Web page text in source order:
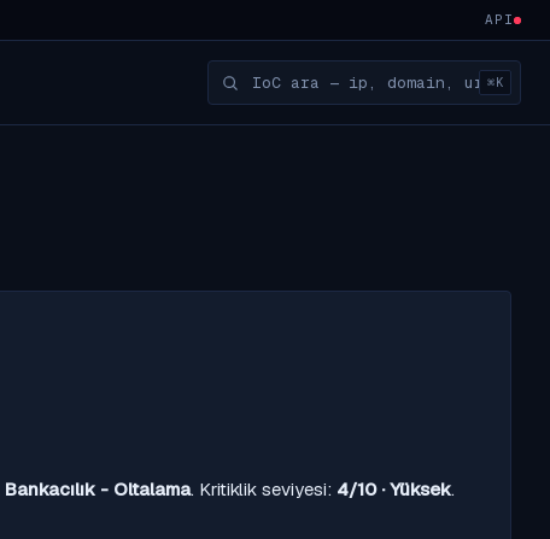
API
⌘K
Bankacılık - Oltalama. Kritiklik seviyesi: 4/10 · Yüksek.